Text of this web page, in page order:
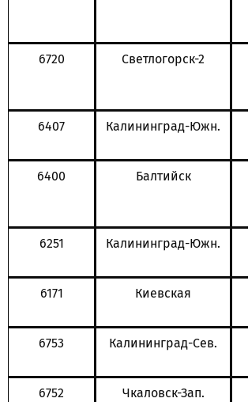
6720 Светлогорск-2
6407 Калининград-Южн.
6400 Балтийск
6251 Калининград-Южн.
6171 Киевская
6753 Калининград-Сев.
6752 Чкаловск-Зап.